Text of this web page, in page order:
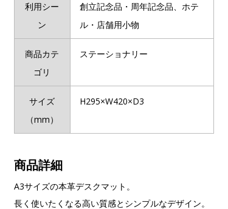
利用シー
ン
創立記念品・周年記念品、ホテ
ル・店舗用小物
商品カテ
ゴリ
ステーショナリー
サイズ
（mm）
H295×W420×D3
商品詳細
A3サイズの本革デスクマット。
長く使いたくなる高い質感とシンプルなデザイン。